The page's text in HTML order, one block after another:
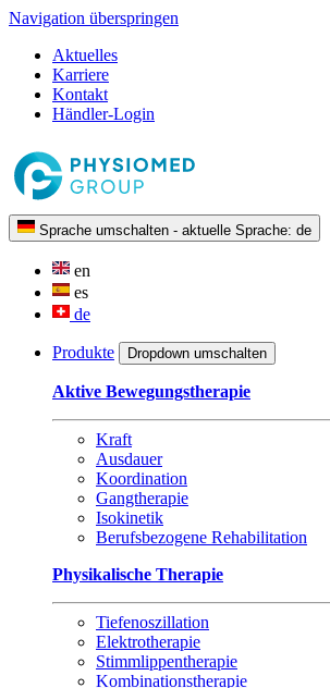
Navigation überspringen
Aktuelles
Karriere
Kontakt
Händler-Login
Sprache umschalten - aktuelle Sprache: de
en
es
de
Produkte Dropdown umschalten
Aktive Bewegungstherapie
Kraft
Ausdauer
Koordination
Gangtherapie
Isokinetik
Berufsbezogene Rehabilitation
Physikalische Therapie
Tiefenoszillation
Elektrotherapie
Stimmlippentherapie
Kombinationstherapie